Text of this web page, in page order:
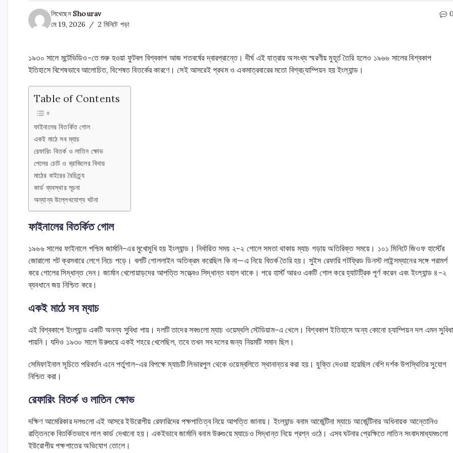
লিখেছেনShourav
মে 19, 2026
2 মিনিটে পড়া
১৯৩০ সালে মন্টেভিডিও-তে শুরু হওয়া ফুটবল বিশ্বকাপ আজ শতবর্ষের দ্বারপ্রান্তে। দীর্ঘ এই যাত্রায় অসংখ্য স্মরণীয় মুহূর্ত তৈরি হলেও ১৯৬৬ সালের বিশ্বকাপ
ইতিহাসে বিশেষভাবে আলোচিত, বিশেষত বিতর্কের কারণে। সেই আসরেই প্রথম ও একমাত্রবারের মতো বিশ্বচ্যাম্পিয়ন হয় ইংল্যান্ড।
Table of Contents
ফাইনালের বিতর্কিত গোল
একই মাঠে সব ম্যাচ
রেফারিং বিতর্ক ও লাতিন ক্ষোভ
পেলের চোট ও ব্রাজিলের বিদায়
মাঠের বাইরের বৈচিত্র্য
কার্ড ব্যবস্থার সূচনা
অন্যান্য উল্লেখযোগ্য ঘটনা
ফাইনালের বিতর্কিত গোল
১৯৬৬ সালের ফাইনালে পশ্চিম জার্মানি-এর মুখোমুখি হয় ইংল্যান্ড। নির্ধারিত সময় ২-২ গোলে সমতা থাকায় ম্যাচ গড়ায় অতিরিক্ত সময়ে। ১০১ মিনিটে জিওফ হার্স্টের
জোরালো শট ক্রসবারে লেগে নিচে পড়ে। বলটি গোললাইন অতিক্রম করেছিল কি না—এ নিয়ে বিতর্ক তৈরি হয়। সুইস রেফারি গটফ্রিড ডিনস্ট লাইন্সম্যানের সঙ্গে পরামর্শ
করে গোলের সিদ্ধান্ত দেন। জার্মান খেলোয়াড়দের আপত্তি সত্ত্বেও সিদ্ধান্ত বহাল থাকে। পরে হার্স্ট আরও একটি গোল করে হ্যাটট্রিক পূর্ণ করেন এবং ইংল্যান্ড ৪-২
ব্যবধানে জয় নিশ্চিত করে।
একই মাঠে সব ম্যাচ
এই বিশ্বকাপে ইংল্যান্ড একটি অনন্য সুবিধা পায়। দলটি তাদের সবগুলো ম্যাচ ওয়েম্বলি স্টেডিয়াম-এ খেলে। বিশ্বকাপ ইতিহাসে অন্য কোনো চ্যাম্পিয়ন দল এমন সুবিধা
পায়নি। যদিও ১৯৩০ সালে উরুগুয়ে একই শহরে খেলেছিল, তবে তখন সব দলের জন্য নিয়মটি সমান ছিল।
সেমিফাইনাল সূচিতে পরিবর্তন এনে পর্তুগাল-এর বিপক্ষে ম্যাচটি লিভারপুল থেকে ওয়েম্বলিতে স্থানান্তর করা হয়। যুক্তি দেওয়া হয়েছিল বেশি দর্শক উপস্থিতির সুযোগ
নিশ্চিত করা।
রেফারিং বিতর্ক ও লাতিন ক্ষোভ
দক্ষিণ আমেরিকার দলগুলো এই আসরে ইউরোপীয় রেফারিদের পক্ষপাতিত্ব নিয়ে আপত্তি জানায়। ইংল্যান্ড বনাম আর্জেন্টিনা ম্যাচে আর্জেন্টিনার অধিনায়ক আন্তোনিও
রাত্তিনকে বিতর্কিতভাবে লাল কার্ড দেখানো হয়। একইভাবে জার্মানি বনাম উরুগুয়ে ম্যাচেও সিদ্ধান্ত নিয়ে প্রশ্ন ওঠে। এসব ঘটনার প্রেক্ষিতে লাতিন সংবাদমাধ্যমগুলো
ইউরোপীয় পক্ষপাতের অভিযোগ তোলে।